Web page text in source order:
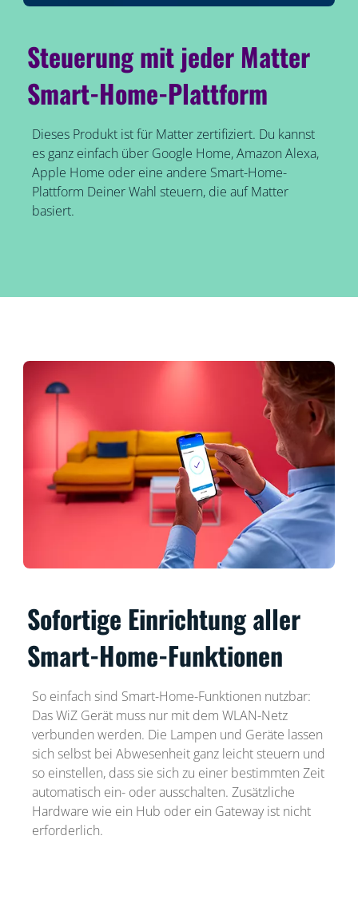
Steuerung mit jeder Matter
Smart-Home-Plattform
Dieses Produkt ist für Matter zertifiziert. Du kannst
es ganz einfach über Google Home, Amazon Alexa,
Apple Home oder eine andere Smart-Home-
Plattform Deiner Wahl steuern, die auf Matter
basiert.
Sofortige Einrichtung aller
Smart-Home-Funktionen
So einfach sind Smart-Home-Funktionen nutzbar:
Das WiZ Gerät muss nur mit dem WLAN-Netz
verbunden werden. Die Lampen und Geräte lassen
sich selbst bei Abwesenheit ganz leicht steuern und
so einstellen, dass sie sich zu einer bestimmten Zeit
automatisch ein- oder ausschalten. Zusätzliche
Hardware wie ein Hub oder ein Gateway ist nicht
erforderlich.